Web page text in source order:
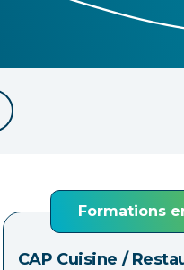
Formations
CAP Cuisine /